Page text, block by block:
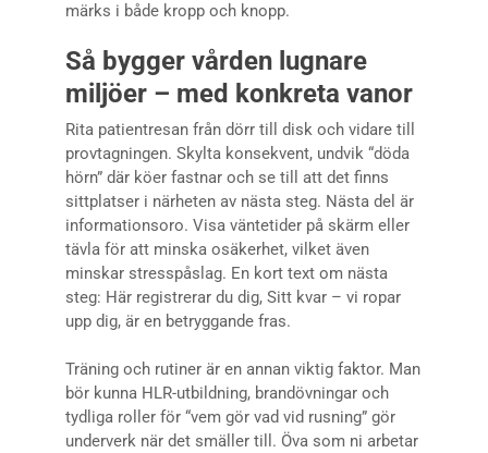
märks i både kropp och knopp.
Så bygger vården lugnare
miljöer – med konkreta vanor
Rita patientresan från dörr till disk och vidare till
provtagningen. Skylta konsekvent, undvik “döda
hörn” där köer fastnar och se till att det finns
sittplatser i närheten av nästa steg. Nästa del är
informationsoro. Visa väntetider på skärm eller
tävla för att minska osäkerhet, vilket även
minskar stresspåslag. En kort text om nästa
steg: Här registrerar du dig, Sitt kvar – vi ropar
upp dig, är en betryggande fras.
Träning och rutiner är en annan viktig faktor. Man
bör kunna HLR-utbildning, brandövningar och
tydliga roller för “vem gör vad vid rusning” gör
underverk när det smäller till. Öva som ni arbetar